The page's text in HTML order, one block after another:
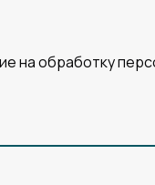
на обработку